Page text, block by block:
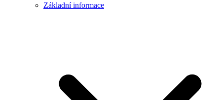
Základní informace